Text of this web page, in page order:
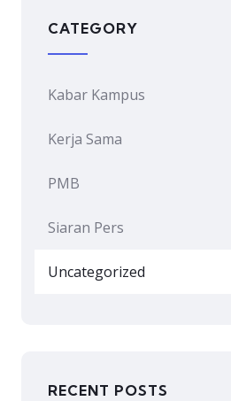
CATEGORY
Kabar Kampus
Kerja Sama
PMB
Siaran Pers
Uncategorized
RECENT POSTS